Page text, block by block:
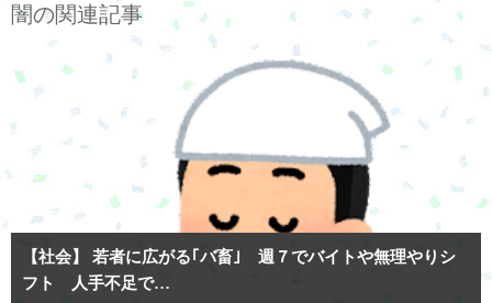
闇の関連記事
【社会】 若者に広がる｢バ畜｣ 週７でバイトや無理やりシ
フト 人手不足で…